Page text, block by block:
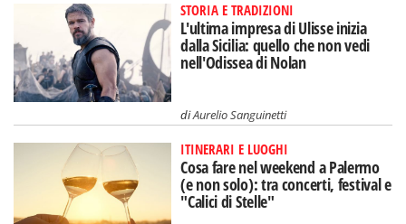
STORIA E TRADIZIONI
L'ultima impresa di Ulisse inizia
dalla Sicilia: quello che non vedi
nell'Odissea di Nolan
diAurelio Sanguinetti
ITINERARI E LUOGHI
Cosa fare nel weekend a Palermo
(e non solo): tra concerti, festival e
"Calici di Stelle"